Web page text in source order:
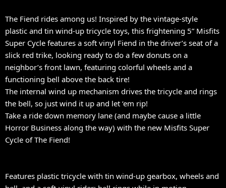
The Fiend rides among us! Inspired by the vintage-style
plastic and tin wind-up tricycle toys, this frightening 5” Misfits
Super Cycle features a soft vinyl Fiend in the driver’s seat of a
slick red trike, looking ready to do a few donuts on a
neighbor’s front lawn, featuring colorful wheels and a
functioning bell above the back tire!
The internal wind up mechanism drives the tricycle and rings
the bell, so just wind it up and let ‘em rip!
Take a ride down memory lane (and maybe cause a little
Horror Business along the way) with the new Misfits Super
Cycle of The Fiend!
Features plastic tricycle with tin wind-up gearbox, wheels and